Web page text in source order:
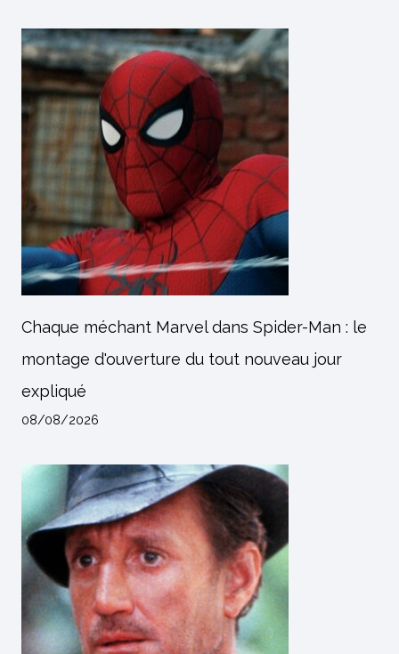
Chaque méchant Marvel dans Spider-Man : le
montage d'ouverture du tout nouveau jour
expliqué
08/08/2026